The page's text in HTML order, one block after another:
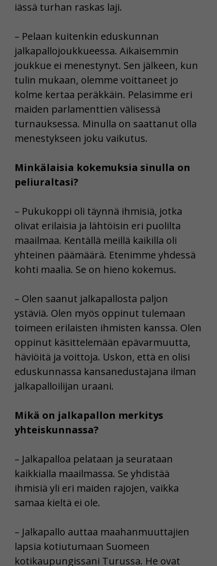
iässä turhan raskas laji.
– Pelaan kuitenkin eduskunnan
jalkapallojoukkueessa. Aikaisemmin
joukkue ei menestynyt. Sen jälkeen, kun
tulin mukaan, olemme voittaneet jo
kolme kertaa peräkkäin. Pelasimme eri
maiden parlamenttien välisessä
turnauksessa. Minulla on saattanut olla
menestykseen joku vaikutus.
Minkälaisia kokemuksia sinulla on
peliuraltasi?
– Pukukoppi oli täynnä ihmisiä, jotka
olivat erilaisia ja lähtöisin eri puolilta
maailmaa. Kentällä meillä kaikilla oli
yhteinen päämäärä. Etenimme yhdessä
kohti maalia. Se on hieno kokemus.
– Olen saanut jalkapallosta paljon
ystäviä. Olen myös oppinut tulemaan
toimeen erilaisten ihmisten kanssa. Olen
oppinut käsittelemään epävarmuutta,
häviöitä ja voittoja. Uskon, että en olisi
eduskunnassa kansanedustajana ilman
jalkapalloilijan uraani.
Mikä on jalkapallon merkitys
yhteiskunnassa?
– Jalkapalloa pelataan ja seurataan
kaikkialla maailmassa. Se yhdistää
ihmisiä yli eri maiden rajojen, vaikka
samaa kieltä ei ole.
– Jalkapallo auttaa maahanmuuttajien
lapsia kotiutumaan Suomeen
kotikaupungissani Turussa. He ovat